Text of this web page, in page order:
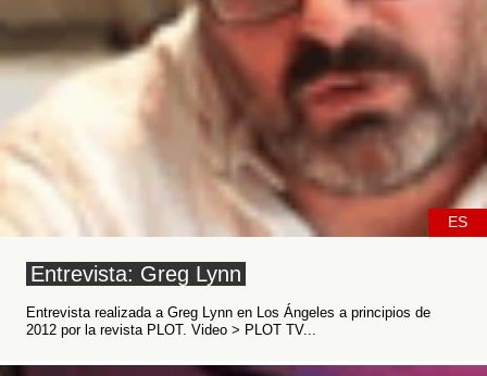
ES
Entrevista: Greg Lynn
Entrevista realizada a Greg Lynn en Los Ángeles a principios de
2012 por la revista PLOT. Video > PLOT TV...